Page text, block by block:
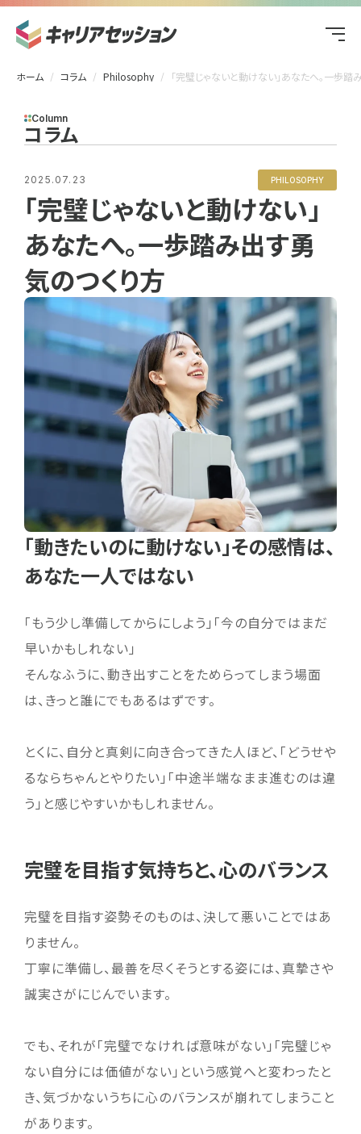
ホーム コラム Philosophy 「完璧じゃないと動けない」あなたへ。一歩踏み出す勇気のつくり
Column
コラム
2025.07.23 PHILOSOPHY
「完璧じゃないと動けない」
あなたへ。一歩踏み出す勇
気のつくり方
「動きたいのに動けない」その感情は、
あなた一人ではない
「もう少し準備してからにしよう」「今の自分ではまだ
早いかもしれない」
そんなふうに、動き出すことをためらってしまう場面
は、きっと誰にでもあるはずです。
とくに、自分と真剣に向き合ってきた人ほど、「どうせや
るならちゃんとやりたい」「中途半端なまま進むのは違
う」と感じやすいかもしれません。
完璧を目指す気持ちと、心のバランス
完璧を目指す姿勢そのものは、決して悪いことではあ
りません。
丁寧に準備し、最善を尽くそうとする姿には、真摯さや
誠実さがにじんでいます。
でも、それが「完璧でなければ意味がない」「完璧じゃ
ない自分には価値がない」という感覚へと変わったと
き、気づかないうちに心のバランスが崩れてしまうこと
があります。